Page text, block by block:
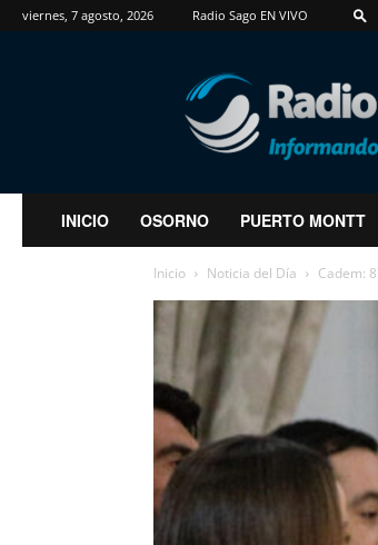
viernes, 7 agosto, 2026 Radio Sago EN VIVO
RadioSago
INICIO OSORNO PUERTO MONTT
Inicio Noticia del Día Cadem: